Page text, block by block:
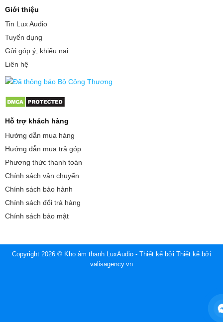
Giới thiệu
Tin Lux Audio
Tuyển dụng
Gửi góp ý, khiếu nại
Liên hệ
Hỗ trợ khách hàng
Hướng dẫn mua hàng
Hướng dẫn mua trả góp
Phương thức thanh toán
Chính sách vận chuyển
Chính sách bảo hành
Chính sách đổi trả hàng
Chính sách bảo mật
Copyright 2026 © Kho âm thanh LuxAudio - Thiết kế bởi Thiết kế bởi
valisagency.vn